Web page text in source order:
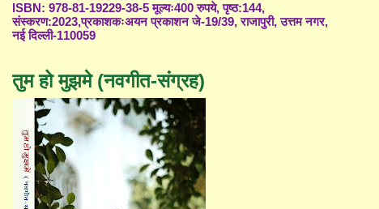
ISBN: 978-81-19229-38-5 मूल्यः400 रुपये, पृष्ठ:144,
संस्करण:2023,प्रकाशकःअयन प्रकाशन जे-19/39, राजापुरी, उत्तम नगर,
नई दिल्ली-110059
तुम हो मुझमे (नवगीत-संग्रह)